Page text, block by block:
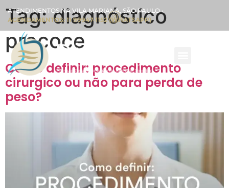
ATENDIMENTOS NA VILA MARIANA, SÃO PAULO •
AGENDAMENTOS: 11 99947-1152 (WHATSAPP)
Tag:diagnóstico
precoce
Como definir: procedimento
cirurgico ou não para perda de
peso?